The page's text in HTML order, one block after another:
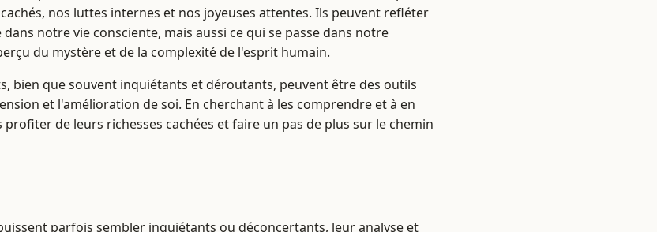
nos luttes internes et nos joyeuses attentes. Ils peuvent refléter
notre vie consciente, mais aussi ce qui se passe dans notre
du mystère et de la complexité de l'esprit humain.
bien que souvent inquiétants et déroutants, peuvent être des outils
et l'amélioration de soi. En cherchant à les comprendre et à en
de leurs richesses cachées et faire un pas de plus sur le chemin
parfois sembler inquiétants ou déconcertants, leur analyse et